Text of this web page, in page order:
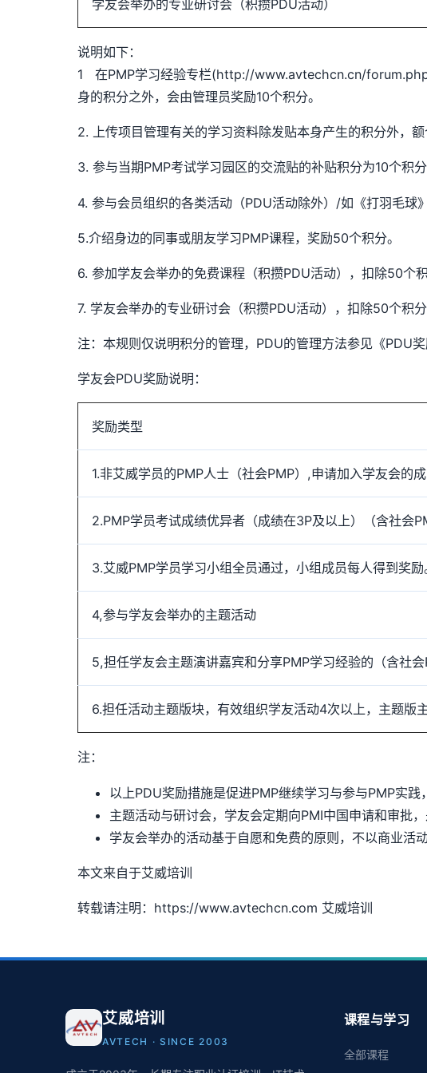
学友会举办的专业研讨会（积攒PDU活动）
说明如下：
1 在PMP学习经验专栏(http://www.avtechcn.cn/
身的积分之外，会由管理员奖励10个积分。
2. 上传项目管理有关的学习资料除发贴本身产生的积分外，额
3. 参与当期PMP考试学习园区的交流贴的补贴积分为10个积分
4. 参与会员组织的各类活动（PDU活动除外）/如《打羽毛球
5.介绍身边的同事或朋友学习PMP课程，奖励50个积分。
6. 参加学友会举办的免费课程（积攒PDU活动），扣除50个积
7. 学友会举办的专业研讨会（积攒PDU活动），扣除50个积分
注：本规则仅说明积分的管理，PDU的管理方法参见《
学友会PDU奖励说明：
奖励类型
1.非艾威学员的PMP人士（社会PMP）,申请加入学友会
2.PMP学员考试成绩优异者（成绩在3P及以上）（含社会
3.艾威PMP学员学习小组全员通过，小组成员每人得到奖励
4,参与学友会举办的主题活动
5,担任学友会主题演讲嘉宾和分享PMP学习经验的（含社会
6.担任活动主题版块，有效组织学友活动4次以上，主题版
注：
以上PDU奖励措施是促进PMP继续学习与参与PMP实
主题活动与研讨会，学友会定期向PMI中国申请和审批
学友会举办的活动基于自愿和免费的原则，不以商业活动
本文来自于艾威培训
转载请注明：https://www.avtechcn.com 艾威培训
艾威培训
AVTECH · SINCE 2003
课程与学习
全部课程